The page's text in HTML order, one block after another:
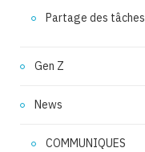
Partage des tâches
Gen Z
News
COMMUNIQUES